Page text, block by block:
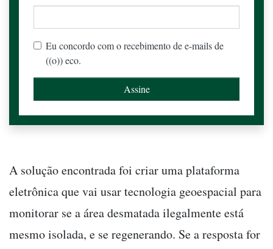
Eu concordo com o recebimento de e-mails de
((o)) eco.
A solução encontrada foi criar uma plataforma
eletrônica que vai usar tecnologia geoespacial para
monitorar se a área desmatada ilegalmente está
mesmo isolada, e se regenerando. Se a resposta for